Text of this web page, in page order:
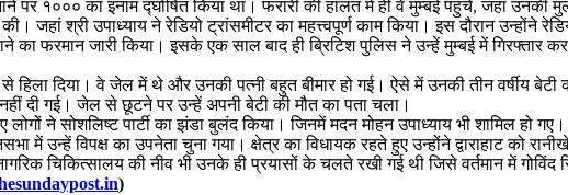
पर १००० का इनाम द्घोषित किया था। फरारी की हालत में ही वे मुम्बई पहुंचे, जहां
जहां श्री उपाध्याय ने रेडियो ट्रांसमीटर का महत्त्वपूर्ण काम किया। इस दौरान
का फरमान जारी किया। इसके एक साल बाद ही ब्रिटिश पुलिस ने उन्हें मुम्बई में
हिला दिया। वे जेल में थे और उनकी पत्नी बहुत बीमार हो गई। ऐसे में उनकी तीन वर्षीय
दी गई। जेल से छूटने पर उन्हें अपनी बेटी की मौत का पता चला।
ने सोशलिष्ट पार्टी का झंडा बुलंद किया। जिनमें मदन मोहन उपाध्याय भी शामिल हो गए।
में उन्हें विपक्ष का उपनेता चुना गया। क्षेत्र का विधायक रहते हुए उन्होंने द्वाराहाट को
चिकित्सालय की नीव भी उनके ही प्रयासों के चलते रखी गई थी जिसे वर्तमान में
)